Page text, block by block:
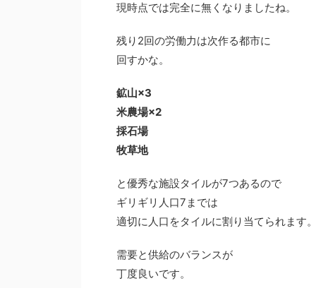
現時点では完全に無くなりましたね。
残り2回の労働力は次作る都市に
回すかな。
鉱山×3
米農場×2
採石場
牧草地
と優秀な施設タイルが7つあるので
ギリギリ人口7までは
適切に人口をタイルに割り当てられます
需要と供給のバランスが
丁度良いです。